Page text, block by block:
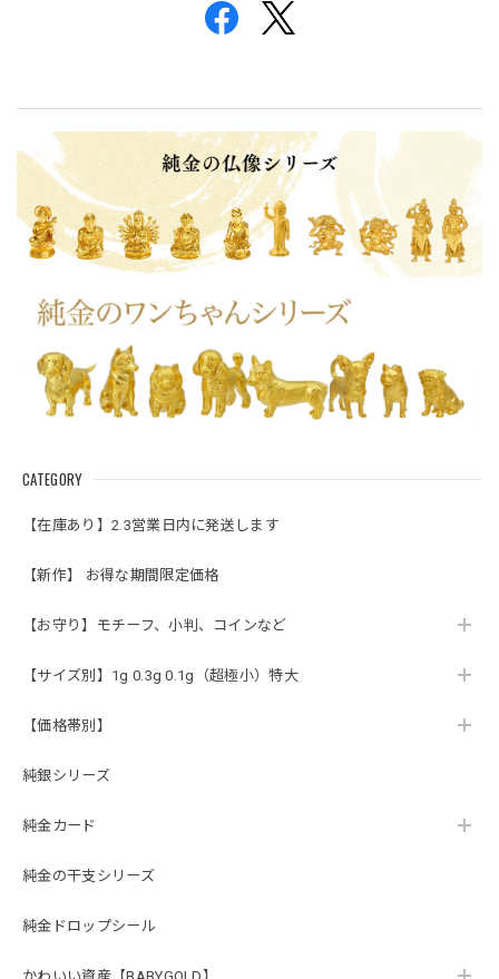
CATEGORY
【在庫あり】2.3営業日内に発送します
【新作】 お得な期間限定価格
【お守り】モチーフ、小判、コインなど
【サイズ別】1g 0.3g 0.1g（超極小）特大
【価格帯別】
純銀シリーズ
純金カード
純金の干支シリーズ
純金ドロップシール